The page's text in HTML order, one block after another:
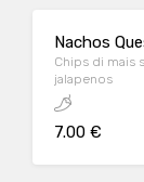
Nachos
Chips di mais
jalapenos
7.00 €